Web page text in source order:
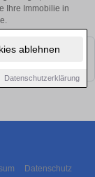
ablehnen
Datenschutzerklärung
Ihre Immobilie in
Schauen Sie
Datenschutz